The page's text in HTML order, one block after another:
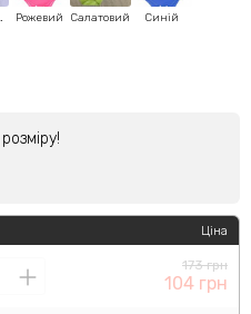
Рожевий Салатовий Синій
Ціна
173 грн
104 грн